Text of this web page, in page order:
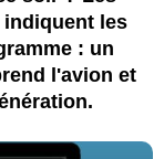
indiquent les
: un
l'avion et